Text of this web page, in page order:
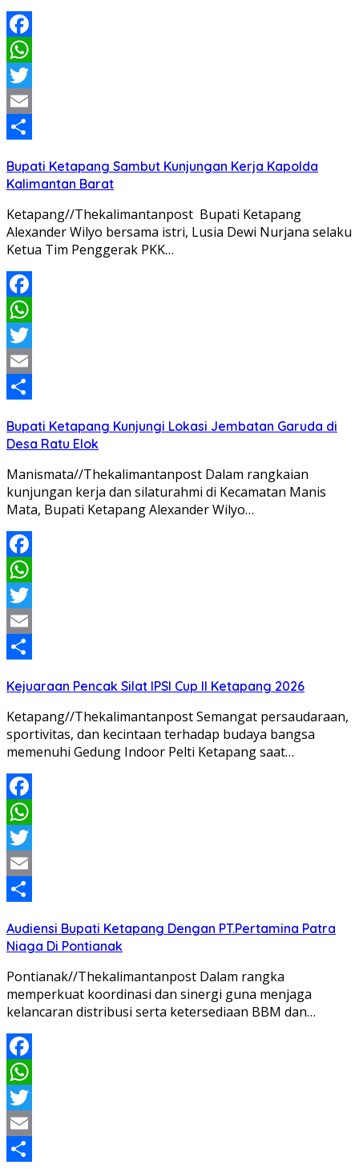
Facebook
WhatsApp
Twitter
Email
Bupati Ketapang Sambut Kunjungan Kerja Kapolda
Kalimantan Barat
Ketapang//Thekalimantanpost Bupati Ketapang
Alexander Wilyo bersama istri, Lusia Dewi Nurjana selaku
Ketua Tim Penggerak PKK…
Facebook
WhatsApp
Twitter
Email
Bupati Ketapang Kunjungi Lokasi Jembatan Garuda di
Desa Ratu Elok
Manismata//Thekalimantanpost Dalam rangkaian
kunjungan kerja dan silaturahmi di Kecamatan Manis
Mata, Bupati Ketapang Alexander Wilyo…
Facebook
WhatsApp
Twitter
Email
Kejuaraan Pencak Silat IPSI Cup II Ketapang 2026
Ketapang//Thekalimantanpost Semangat persaudaraan,
sportivitas, dan kecintaan terhadap budaya bangsa
memenuhi Gedung Indoor Pelti Ketapang saat…
Facebook
WhatsApp
Twitter
Email
Audiensi Bupati Ketapang Dengan PT.Pertamina Patra
Niaga Di Pontianak
Pontianak//Thekalimantanpost Dalam rangka
memperkuat koordinasi dan sinergi guna menjaga
kelancaran distribusi serta ketersediaan BBM dan…
Facebook
WhatsApp
Twitter
Email